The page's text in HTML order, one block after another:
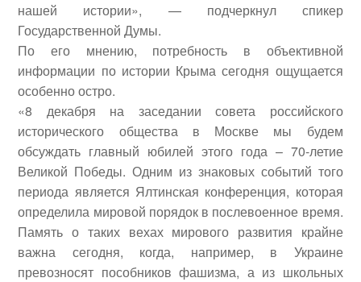
нашей истории», — подчеркнул спикер
Государственной Думы.
По его мнению, потребность в объективной
информации по истории Крыма сегодня ощущается
особенно остро.
«8 декабря на заседании совета российского
исторического общества в Москве мы будем
обсуждать главный юбилей этого года – 70-летие
Великой Победы. Одним из знаковых событий того
периода является Ялтинская конференция, которая
определила мировой порядок в послевоенное время.
Память о таких вехах мирового развития крайне
важна сегодня, когда, например, в Украине
превозносят пособников фашизма, а из школьных